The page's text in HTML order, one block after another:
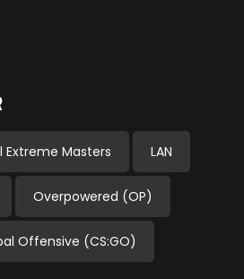
Extreme Masters LAN
Overpowered (OP)
Offensive (CS:GO)